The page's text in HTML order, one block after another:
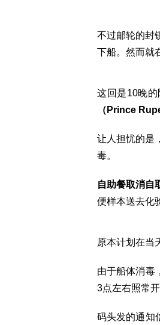
不过邮轮的封
下船。然而就
这回是10晚
（Prince
让人担忧的是
毒。
自助餐取消自
便样本送去化
原本计划在当
由于船体消毒
3点左右照常开
码头发的通知